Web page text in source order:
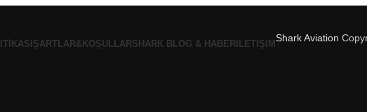
ŞARTLAR&KOŞULLARSHARK BLOG & HABER İLETIŞIM
Shark Aviation